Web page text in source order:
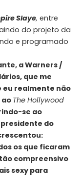
Slaye, entre
do projeto da
e programado
a Warners /
que me
eu realmente não
ao The Hollywood
se ao
presidente do
os que ficaram
compreensivo
sexy para